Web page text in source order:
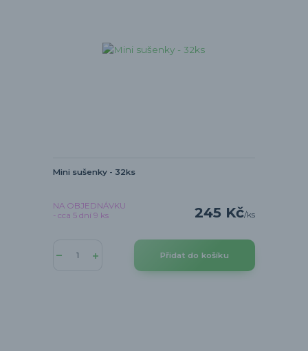
Mini sušenky - 32ks
245 Kč/ks
NA OBJEDNÁVKU
- cca 5 dní 9 ks
Přidat do košíku